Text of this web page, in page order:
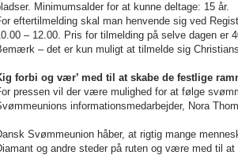
Minimumsalder for at kunne deltage: 15 år.
eftertilmelding skal man henvende sig ved
– 12.00. Pris for tilmelding på selve dagen er
– det er kun muligt at tilmelde sig
forbi og vær’ med til at skabe de festlige
pressen vil der være mulighed for at følge
informationsmedarbejder, Nora
Svømmeunion håber, at rigtig mange
og andre steder på ruten og være med til